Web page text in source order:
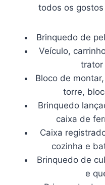
todos os
Brinquedo de
Veículo,
trator
Bloco de
torre,
Brinquedo
caixa de
Caixa
cozinha e
Brinquedo de
e